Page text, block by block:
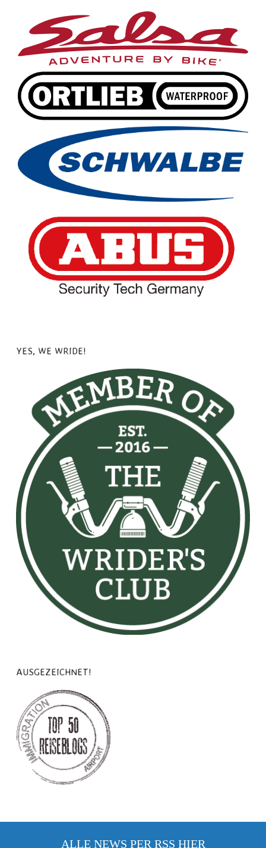
YES, WE WRIDE!
AUSGEZEICHNET!
ALLE NEWS PER RSS HIER